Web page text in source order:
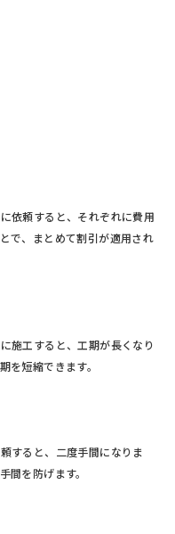
依頼すると、それぞれに費用
で、まとめて割引が適用され
施工すると、工期が長くなり
を短縮できます。
すると、二度手間になりま
間を防げます。